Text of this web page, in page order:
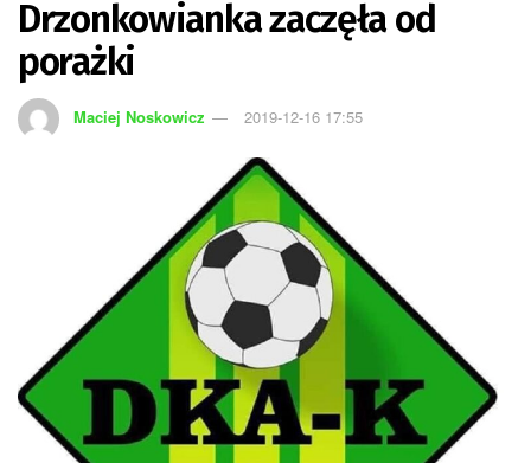
Drzonkowianka zaczęła od
porażki
Maciej Noskowicz 2019-12-16 17:55